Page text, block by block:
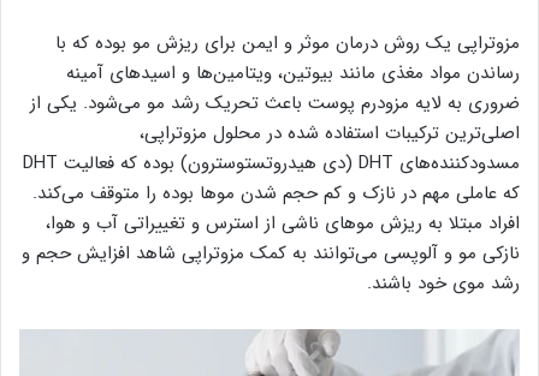
مزوتراپی یک روش درمان موثر و ایمن برای ریزش مو بوده که با
رساندن مواد مغذی مانند بیوتین، ویتامین‌ها و اسیدهای آمینه
ضروری به لایه مزودرم پوست باعث تحریک رشد مو می‌شود. یکی از
اصلی‌ترین ترکیبات استفاده شده در محلول مزوتراپی،
مسدودکننده‌های DHT (دی هیدروتستوسترون) بوده که فعالیت DHT
که عاملی مهم در نازک و کم حجم شدن موها بوده را متوقف می‌کند.
افراد مبتلا به ریزش موهای ناشی از استرس و تغییراتی آب و هوا،
نازکی مو و آلوپسی می‌توانند به کمک مزوتراپی شاهد افزایش حجم و
رشد موی خود باشند.